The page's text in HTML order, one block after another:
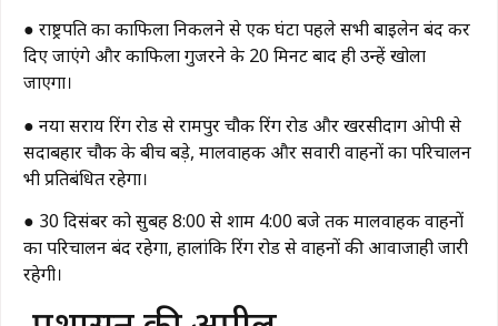
● राष्ट्रपति का काफिला निकलने से एक घंटा पहले सभी बाइलेन बंद कर
दिए जाएंगे और काफिला गुजरने के 20 मिनट बाद ही उन्हें खोला
जाएगा।
● नया सराय रिंग रोड से रामपुर चौक रिंग रोड और खरसीदाग ओपी से
सदाबहार चौक के बीच बड़े, मालवाहक और सवारी वाहनों का परिचालन
भी प्रतिबंधित रहेगा।
● 30 दिसंबर को सुबह 8:00 से शाम 4:00 बजे तक मालवाहक वाहनों
का परिचालन बंद रहेगा, हालांकि रिंग रोड से वाहनों की आवाजाही जारी
रहेगी।